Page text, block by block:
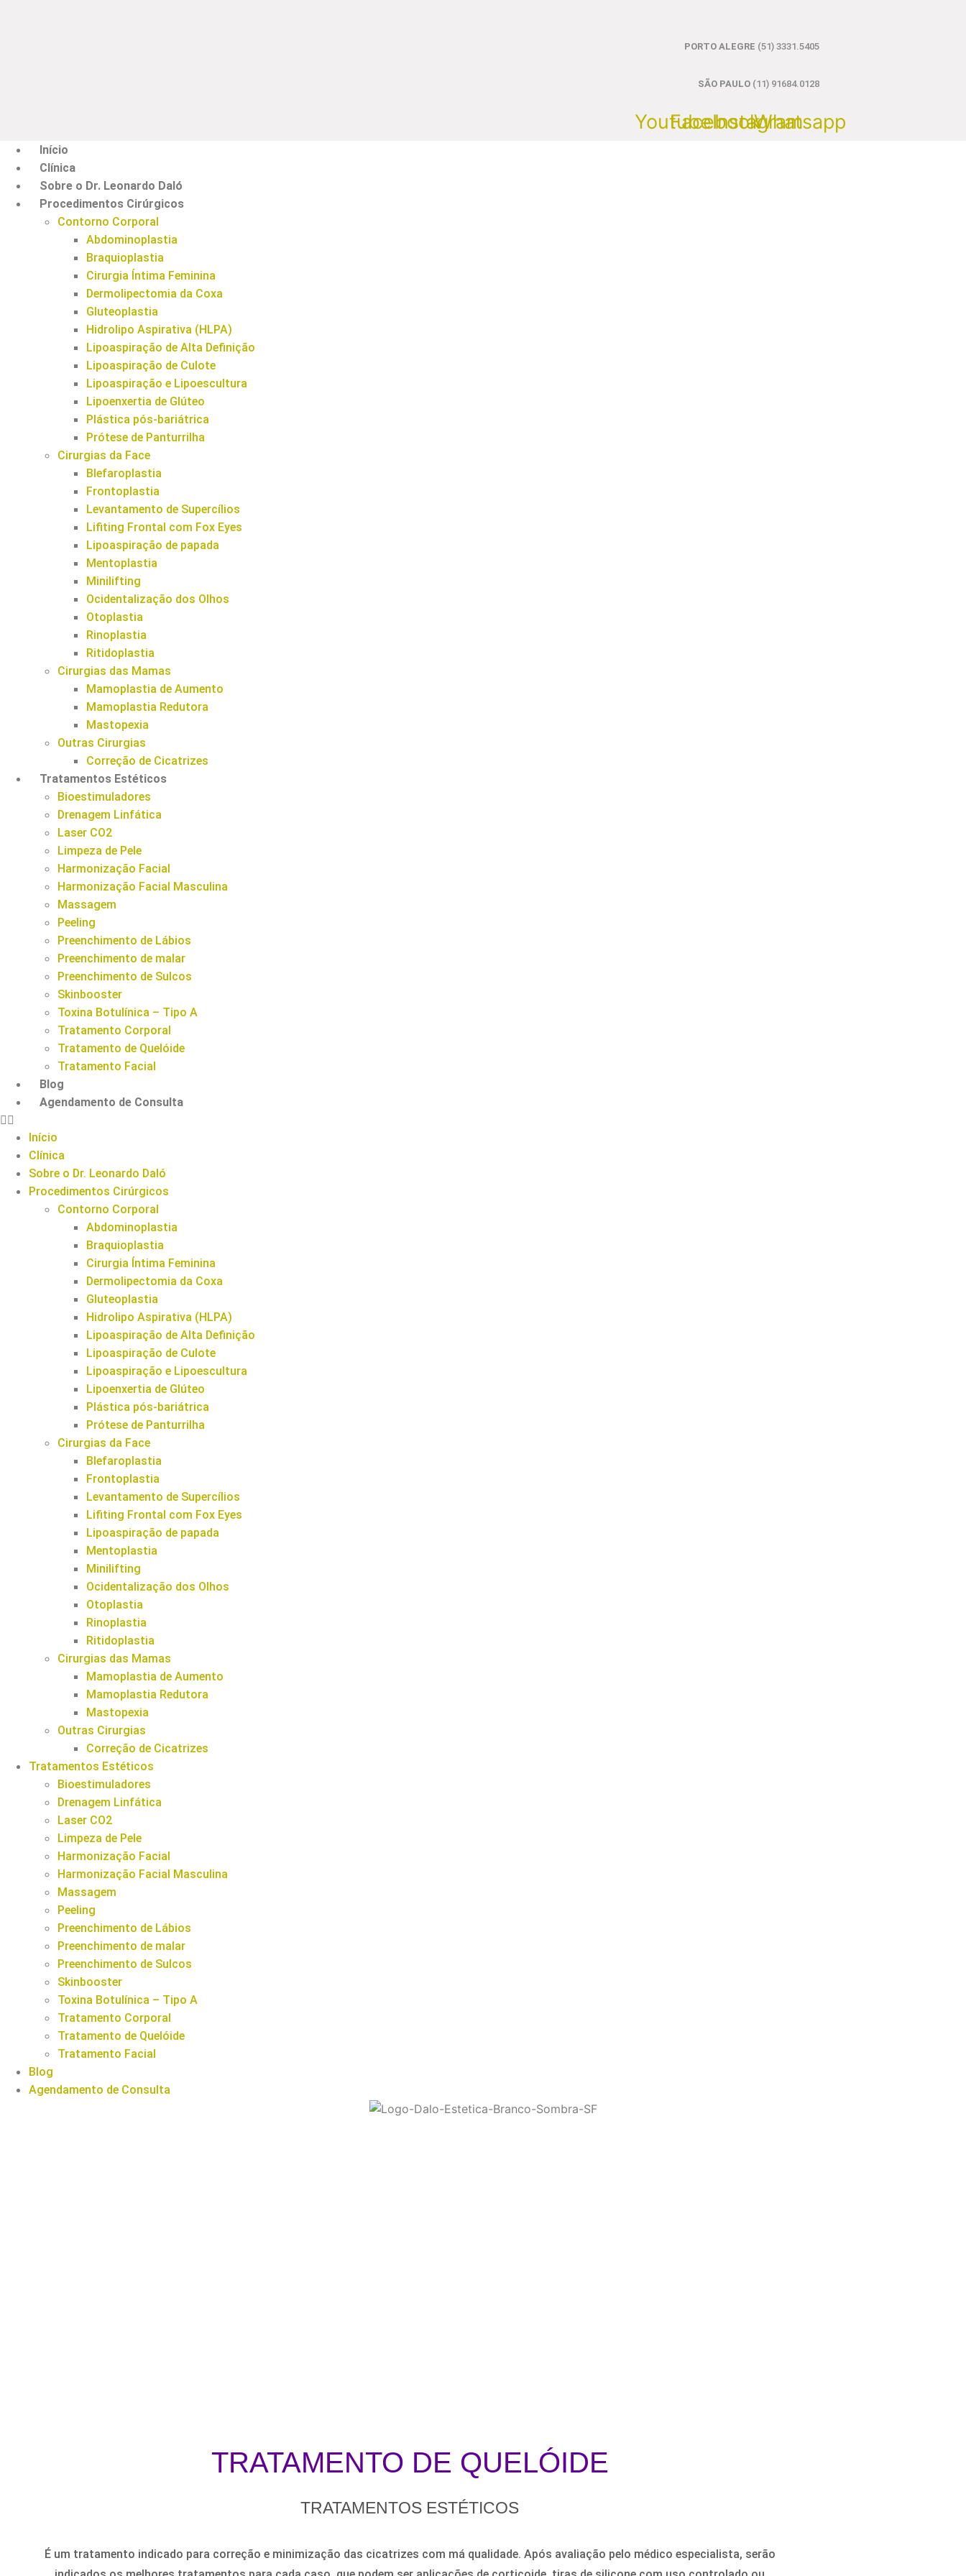
PORTO ALEGRE (51) 3331.5405
SÃO PAULO (11) 91684.0128
Youtube
Facebook
Instagram
Whatsapp
Início
Clínica
Sobre o Dr. Leonardo Daló
Procedimentos Cirúrgicos
Contorno Corporal
Abdominoplastia
Braquioplastia
Cirurgia Íntima Feminina
Dermolipectomia da Coxa
Gluteoplastia
Hidrolipo Aspirativa (HLPA)
Lipoaspiração de Alta Definição
Lipoaspiração de Culote
Lipoaspiração e Lipoescultura
Lipoenxertia de Glúteo
Plástica pós-bariátrica
Prótese de Panturrilha
Cirurgias da Face
Blefaroplastia
Frontoplastia
Levantamento de Supercílios
Lifiting Frontal com Fox Eyes
Lipoaspiração de papada
Mentoplastia
Minilifting
Ocidentalização dos Olhos
Otoplastia
Rinoplastia
Ritidoplastia
Cirurgias das Mamas
Mamoplastia de Aumento
Mamoplastia Redutora
Mastopexia
Outras Cirurgias
Correção de Cicatrizes
Tratamentos Estéticos
Bioestimuladores
Drenagem Linfática
Laser CO2
Limpeza de Pele
Harmonização Facial
Harmonização Facial Masculina
Massagem
Peeling
Preenchimento de Lábios
Preenchimento de malar
Preenchimento de Sulcos
Skinbooster
Toxina Botulínica – Tipo A
Tratamento Corporal
Tratamento de Quelóide
Tratamento Facial
Blog
Agendamento de Consulta
Início
Clínica
Sobre o Dr. Leonardo Daló
Procedimentos Cirúrgicos
Contorno Corporal
Abdominoplastia
Braquioplastia
Cirurgia Íntima Feminina
Dermolipectomia da Coxa
Gluteoplastia
Hidrolipo Aspirativa (HLPA)
Lipoaspiração de Alta Definição
Lipoaspiração de Culote
Lipoaspiração e Lipoescultura
Lipoenxertia de Glúteo
Plástica pós-bariátrica
Prótese de Panturrilha
Cirurgias da Face
Blefaroplastia
Frontoplastia
Levantamento de Supercílios
Lifiting Frontal com Fox Eyes
Lipoaspiração de papada
Mentoplastia
Minilifting
Ocidentalização dos Olhos
Otoplastia
Rinoplastia
Ritidoplastia
Cirurgias das Mamas
Mamoplastia de Aumento
Mamoplastia Redutora
Mastopexia
Outras Cirurgias
Correção de Cicatrizes
Tratamentos Estéticos
Bioestimuladores
Drenagem Linfática
Laser CO2
Limpeza de Pele
Harmonização Facial
Harmonização Facial Masculina
Massagem
Peeling
Preenchimento de Lábios
Preenchimento de malar
Preenchimento de Sulcos
Skinbooster
Toxina Botulínica – Tipo A
Tratamento Corporal
Tratamento de Quelóide
Tratamento Facial
Blog
Agendamento de Consulta
TRATAMENTO DE QUELÓIDE
TRATAMENTOS ESTÉTICOS
É um tratamento indicado para correção e minimização das cicatrizes com má qualidade. Após avaliação pelo médico especialista, serão